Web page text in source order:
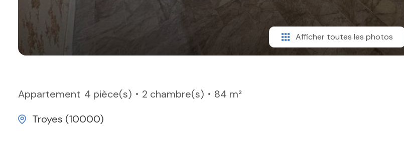
Afficher toutes les photos
Appartement 4 pièce(s) 2 chambre(s)
84 m²
Troyes (10000)